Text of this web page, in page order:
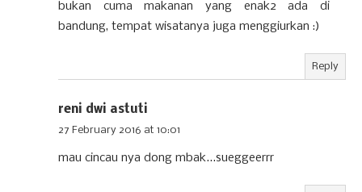
bukan cuma makanan yang enak2 ada di
bandung, tempat wisatanya juga menggiurkan :)
Reply
reni dwi astuti
27 February 2016 at 10:01
mau cincau nya dong mbak...sueggeerrr